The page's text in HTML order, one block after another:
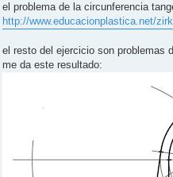
a
j
e
el problema de la circunferencia
http://www.educacionplastica.net/
el resto del ejercicio son problemas
me da este resultado: